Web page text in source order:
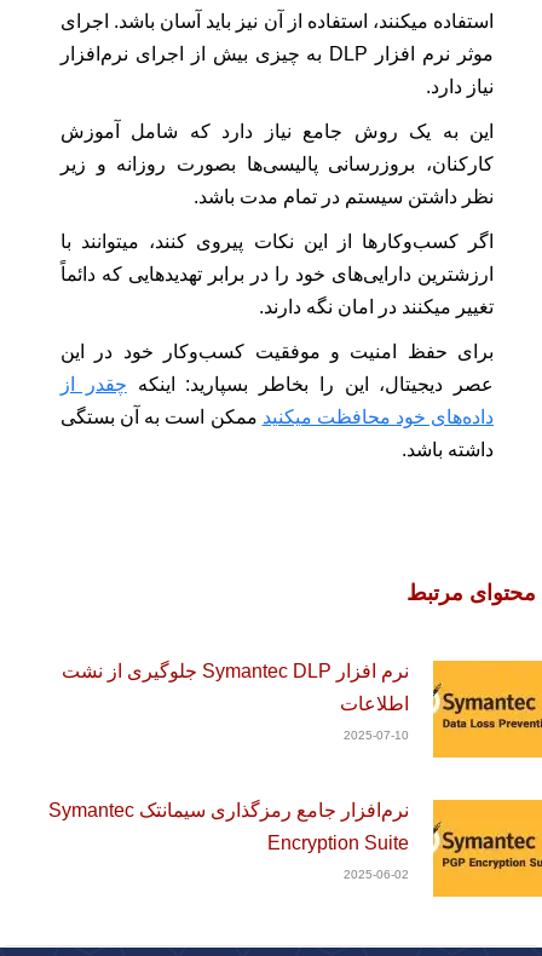
استفاده میکنند، استفاده از آن نیز باید آسان باشد. اجرای
موثر نرم افزار DLP به چیزی بیش از اجرای نرم‌افزار
نیاز دارد.
این به یک روش جامع نیاز دارد که شامل آموزش
کارکنان، بروزرسانی پالیسی‌ها بصورت روزانه و زیر
نظر داشتن سیستم در تمام مدت باشد.
اگر کسب‌وکارها از این نکات پیروی کنند، میتوانند با
ارزشترین دارایی‌های خود را در برابر تهدیدهایی که دائماً
تغییر میکنند در امان نگه دارند.
برای حفظ امنیت و موفقیت کسب‌وکار خود در این
عصر دیجیتال، این را بخاطر بسپارید: اینکه چقدر از
داده‌های خود محافظت میکنید ممکن است به آن بستگی
داشته باشد.
محتوای مرتبط
نرم افزار Symantec DLP جلوگیری از نشت
اطلاعات
2025-07-10
نرم‌افزار جامع رمزگذاری سیمانتک Symantec
Encryption Suite
2025-06-02